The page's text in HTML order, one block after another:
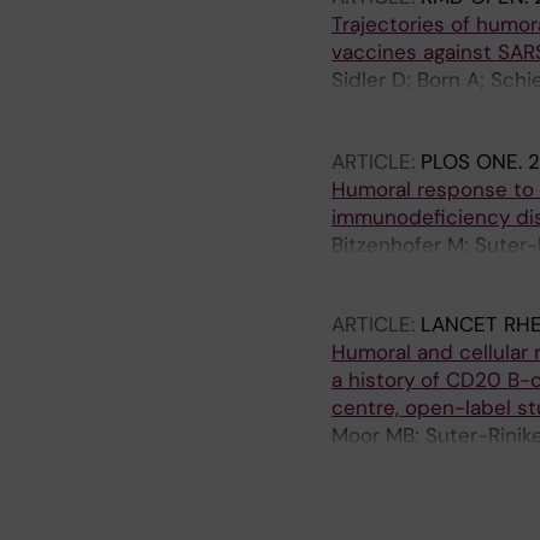
Trajectories of
vaccines against
Sidler D; Born A;
Angelillo-Scherrer
Moor MB
ARTICLE: PLOS ONE.
Humoral response
immunodeficiency
Bitzenhofer M; Suter-
ARTICLE: LANCET
Humoral and cellular
a history of CD20
centre, open-label
Moor MB; Suter-
Angelillo-Scherrer